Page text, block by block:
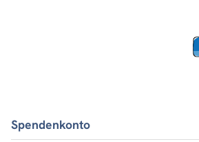
Spendenkonto